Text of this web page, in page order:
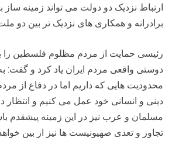
ارتباط نزدیک دو دولت می تواند زمینه ساز
برادرانه و همکاری های نزدیک تر بین دو
رئیسی حمایت از مردم مظلوم فلسطین را
دوستی واقعی مردم ایران یاد کرد و گفت:
محدودیت هایی که داریم اما در دفاع از
دینی و انسانی خود عمل می کنیم و انتظار
مسلمان و عرب نیز در این زمینه پیشقدم
تجاوز و تعدی صهیونیست ها نیز از بین